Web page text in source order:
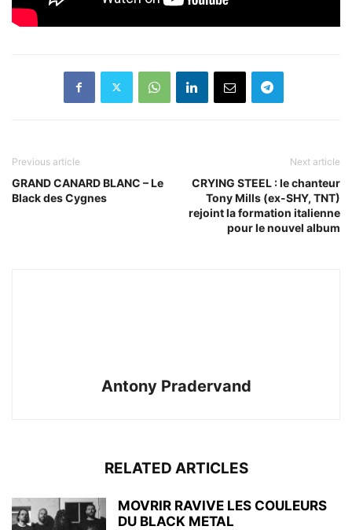
Previous article
GRAND CANARD BLANC – Le
Black des Cygnes
Next article
CRYING STEEL : le chanteur
Tony Mills (ex-SHY, TNT)
rejoint la formation italienne
pour le nouvel album
Antony Pradervand
RELATED ARTICLES
MOVRIR RAVIVE LES COULEURS
DU BLACK METAL